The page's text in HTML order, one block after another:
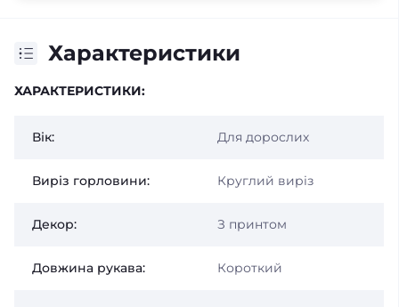
Характеристики
ХАРАКТЕРИСТИКИ:
Вік: Для дорослих
Виріз горловини: Круглий виріз
Декор: З принтом
Довжина рукава: Короткий